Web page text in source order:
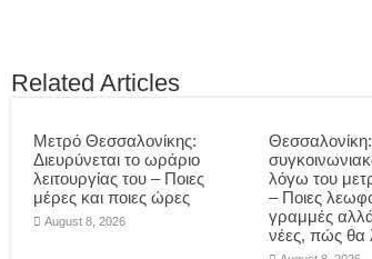
Related Articles
Μετρό Θεσσαλονίκης:
Διευρύνεται το ωράριο
λειτουργίας του – Ποιες
μέρες και ποιες ώρες
August 8, 2026
λόγω του
– Ποιες
γραμμές
νέες, πώς θα